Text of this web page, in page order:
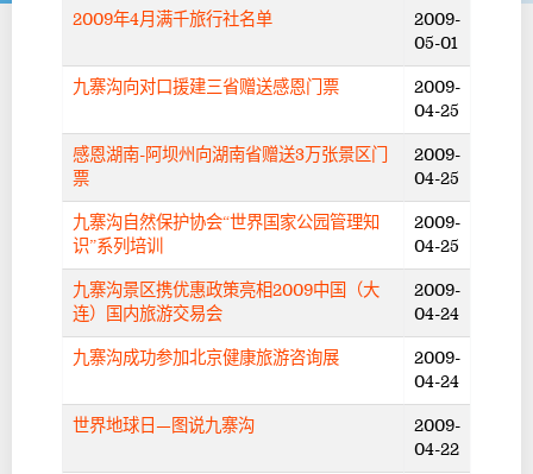
2009年4月满千旅行社名单
2009-
05-01
九寨沟向对口援建三省赠送感恩门票
2009-
04-25
感恩湖南-阿坝州向湖南省赠送3万张景区门
票
2009-
04-25
九寨沟自然保护协会“世界国家公园管理知
识”系列培训
2009-
04-25
九寨沟景区携优惠政策亮相2009中国（大
连）国内旅游交易会
2009-
04-24
九寨沟成功参加北京健康旅游咨询展
2009-
04-24
世界地球日—图说九寨沟
2009-
04-22